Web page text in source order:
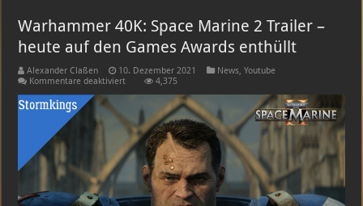
Warhammer 40K: Space Marine 2 Trailer –
heute auf den Games Awards enthüllt
Alexander Claßen 10. Dezember 2021 News,Youtube
Kommentare deaktiviertfür
Space
Marine
2
Trailer
–
heute
den
Games
4,375